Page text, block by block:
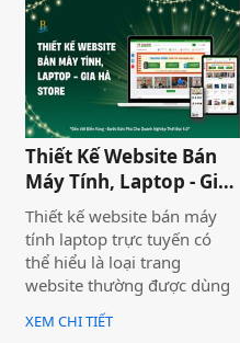
Vàng cung cấp giải pháp
thiết kế website đo đạc địa
chính với giao diện hiện đại,
chuẩn SEO và đầy đủ chức
năng phục vụ doanh
nghiệp.
Thiết Kế Website Bán
Máy Tính, Laptop - Gia
Hà Store
Thiết kế website bán máy
tính laptop trực tuyến có
thể hiểu là loại trang
website thường được dùng
để trưng bày và bán các sản
phẩm laptop đa dạng về
XEM CHI TIẾT